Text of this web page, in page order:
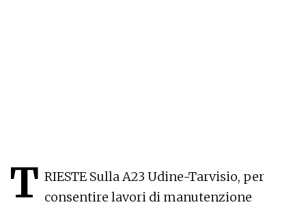
T RIESTE Sulla A23 Udine-Tarvisio, per
consentire lavori di manutenzione